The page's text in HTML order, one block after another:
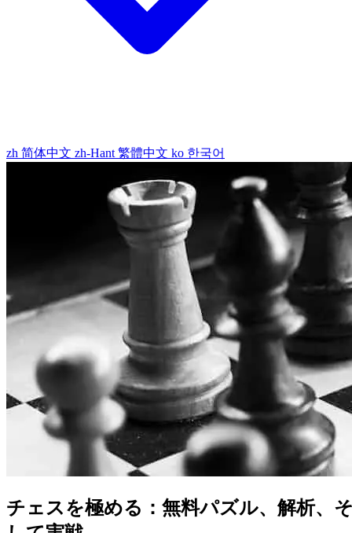
zh 简体中文 zh-Hant 繁體中文 ko 한국어
チェスを極める：無料パズル、解析、